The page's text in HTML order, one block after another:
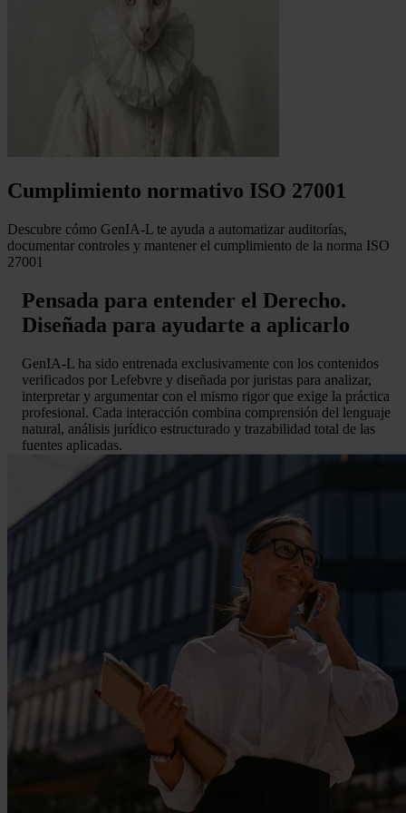
Cumplimiento normativo ISO 27001
Descubre cómo GenIA-L te ayuda a automatizar auditorías,
documentar controles y mantener el cumplimiento de la norma ISO
27001
Pensada para entender el Derecho.
Diseñada para ayudarte a aplicarlo
GenIA-L ha sido entrenada exclusivamente con los contenidos
verificados por Lefebvre y diseñada por juristas para analizar,
interpretar y argumentar con el mismo rigor que exige la práctica
profesional. Cada interacción combina comprensión del lenguaje
natural, análisis jurídico estructurado y trazabilidad total de las
fuentes aplicadas.